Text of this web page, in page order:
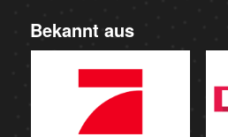
Bekannt aus